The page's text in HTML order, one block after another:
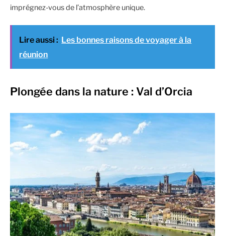
imprégnez-vous de l’atmosphère unique.
Lire aussi : Les bonnes raisons de voyager à la
réunion
Plongée dans la nature : Val d’Orcia